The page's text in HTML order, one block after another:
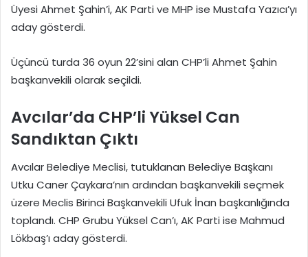
Üyesi Ahmet Şahin’i, AK Parti ve MHP ise Mustafa Yazıcı’yı
aday gösterdi.
Üçüncü turda 36 oyun 22’sini alan CHP’li Ahmet Şahin
başkanvekili olarak seçildi.
Avcılar’da CHP’li Yüksel Can
Sandıktan Çıktı
Avcılar Belediye Meclisi, tutuklanan Belediye Başkanı
Utku Caner Çaykara’nın ardından başkanvekili seçmek
üzere Meclis Birinci Başkanvekili Ufuk İnan başkanlığında
toplandı. CHP Grubu Yüksel Can’ı, AK Parti ise Mahmud
Lökbaş’ı aday gösterdi.